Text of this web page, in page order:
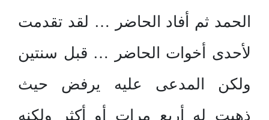
الحمد ثم أفاد الحاضر … لقد تقدمت
لأحدى أخوات الحاضر … قبل سنتين
ولكن المدعى عليه يرفض حيث
ذهبت له أربع مرات أو أكثر ولكنه